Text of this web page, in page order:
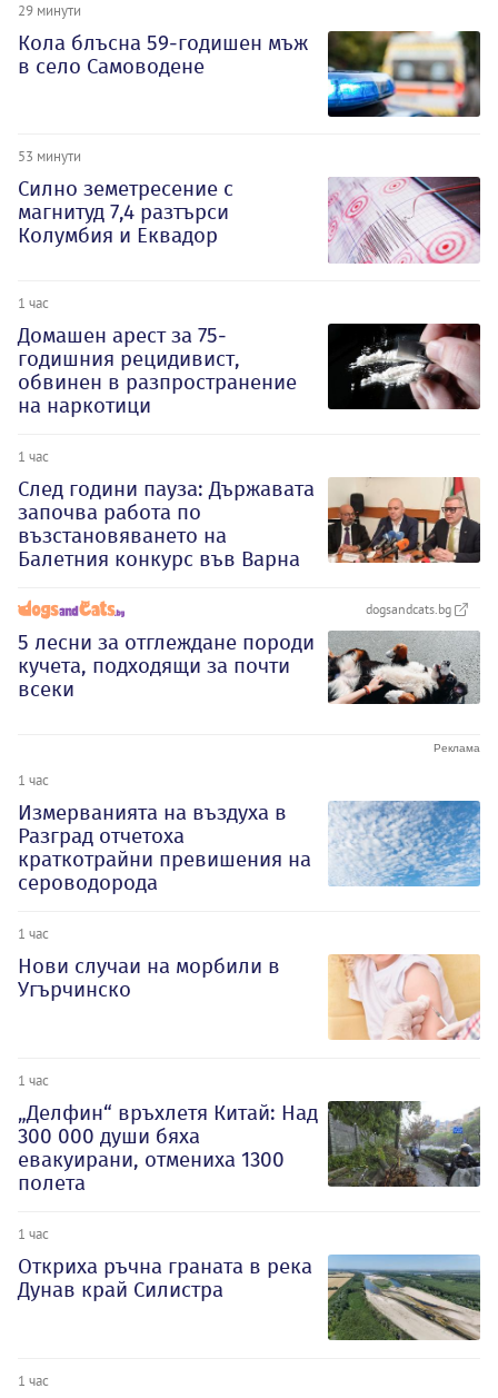
29 минути
Кола блъсна 59-годишен мъж
в село Самоводене
53 минути
Силно земетресение с
магнитуд 7,4 разтърси
Колумбия и Еквадор
1 час
Домашен арест за 75-
годишния рецидивист,
обвинен в разпространение
на наркотици
1 час
След години пауза: Държавата
започва работа по
възстановяването на
Балетния конкурс във Варна
dogsandcats.bg
5 лесни за отглеждане породи
кучета, подходящи за почти
всеки
1 час
Измерванията на въздуха в
Разград отчетоха
краткотрайни превишения на
сероводорода
1 час
Нови случаи на морбили в
Угърчинско
1 час
„Делфин“ връхлетя Китай: Над
300 000 души бяха
евакуирани, отмениха 1300
полета
1 час
Откриха ръчна граната в река
Дунав край Силистра
1 час